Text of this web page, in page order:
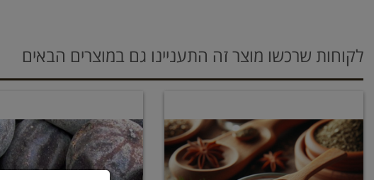
לקוחות שרכשו מוצר זה התעניינו גם במוצרים הבאים